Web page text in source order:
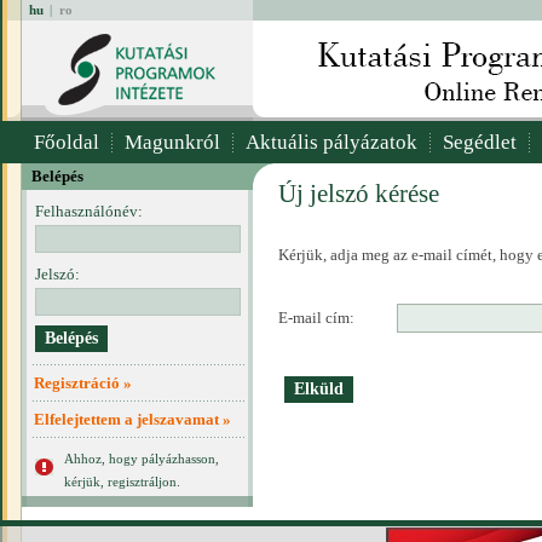
hu | ro
Főoldal Magunkról Aktuális pályázatok Segédlet
Belépés
Felhasználónév:
Jelszó:
Regisztráció »
Elfelejtettem a jelszavamat »
Ahhoz, hogy pályázhasson,
kérjük, regisztráljon.
Új jelszó kérése
Kérjük, adja meg az e-mail címét, hogy
E-mail cím: